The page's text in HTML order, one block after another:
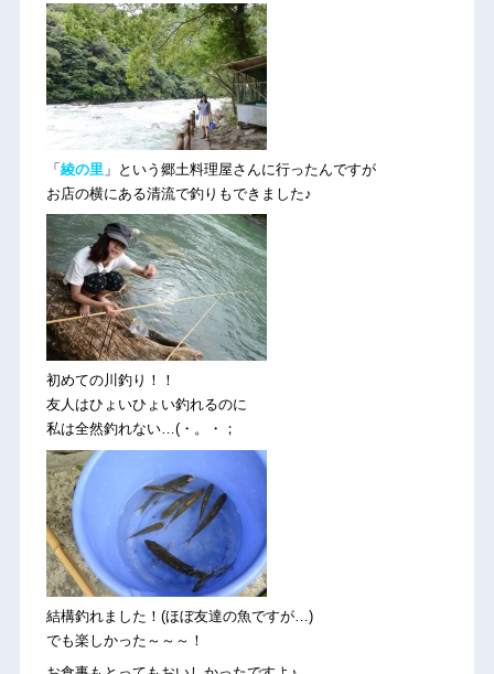
「 綾の里 」という郷土料理屋さんに行ったんですが
お店の横にある清流で釣りもできました♪
初めての川釣り！！
友人はひょいひょい釣れるのに
私は全然釣れない…(・。・；
結構釣れました！(ほぼ友達の魚ですが…)
でも楽しかった～～～！